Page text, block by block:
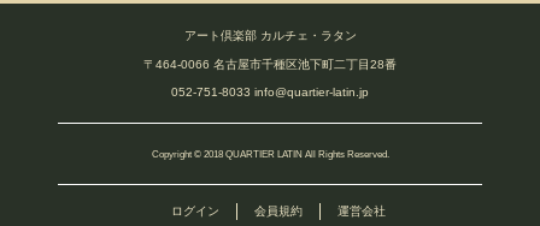
アート倶楽部 カルチェ・ラタン
〒464-0066 名古屋市千種区池下町二丁目28番
052-751-8033 info@quartier-latin.jp
ログイン 会員規約 運営会社
Copyright © 2018 QUARTIER LATIN All Rights Reserved.